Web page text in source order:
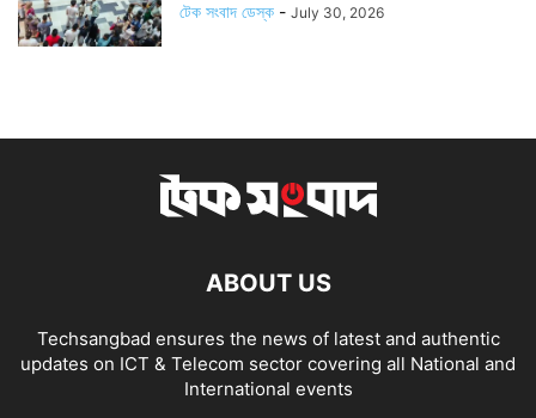
টেক সংবাদ ডেস্ক - July 30, 2026
ABOUT US
Techsangbad ensures the news of latest and authentic
updates on ICT & Telecom sector covering all National and
International events